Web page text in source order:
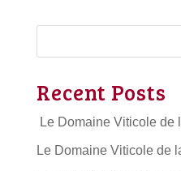
Recent Posts
Le Domaine Viticole de
Le Domaine Viticole de